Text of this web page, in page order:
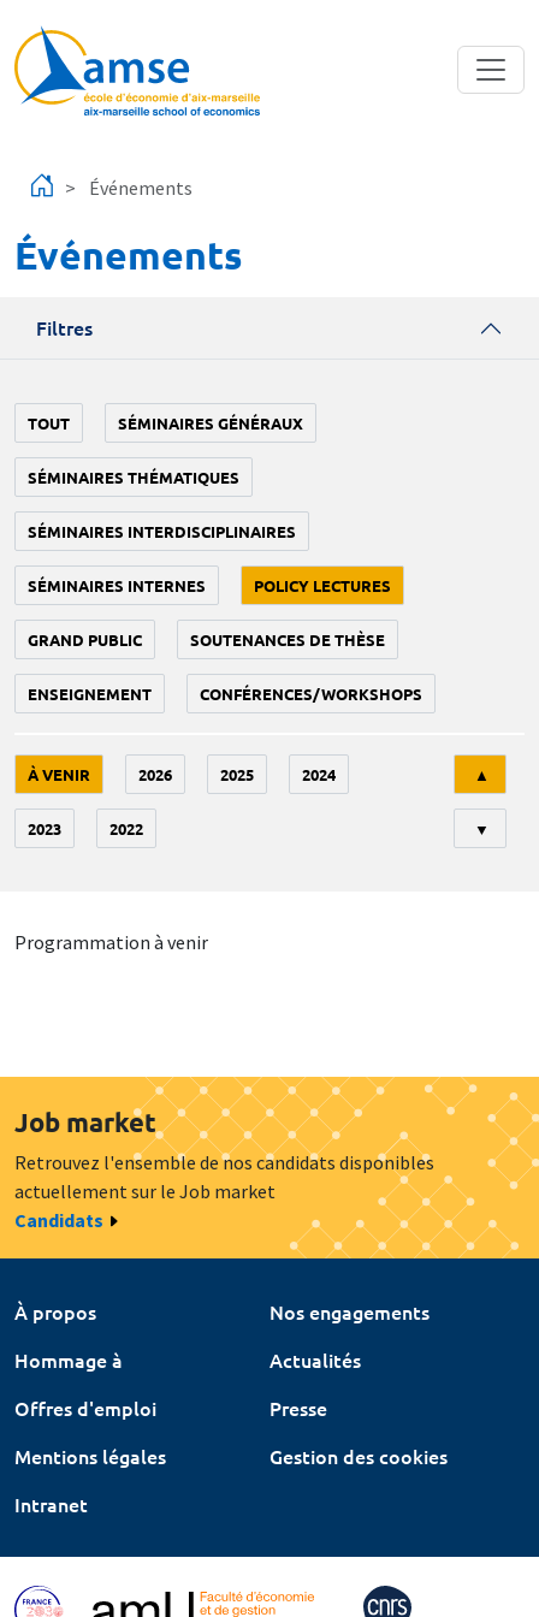
Événements
Événements
Filtres
TOUT SÉMINAIRES GÉNÉRAUX
SÉMINAIRES THÉMATIQUES
SÉMINAIRES INTERDISCIPLINAIRES
SÉMINAIRES INTERNES POLICY LECTURES
GRAND PUBLIC SOUTENANCES DE THÈSE
ENSEIGNEMENT CONFÉRENCES/WORKSHOPS
À VENIR 2026 2025 2024
2023 2022
▲
▼
Programmation à venir
Job market
Retrouvez l'ensemble de nos candidats disponibles
actuellement sur le Job market
Candidats
À propos
Nos engagements
Hommage à
Actualités
Offres d'emploi
Presse
Mentions légales
Gestion des cookies
Intranet